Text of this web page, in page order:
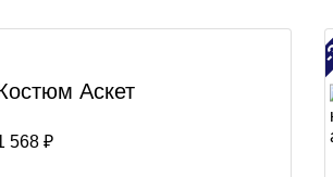
Аскет
568 ₽